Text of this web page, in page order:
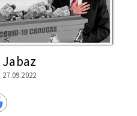
Jabaz
27.09.2022